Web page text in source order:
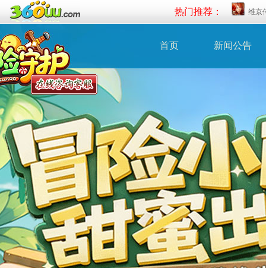
热门推荐： 维京
首页 新闻公告